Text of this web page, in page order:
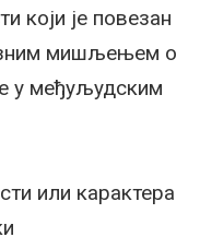
који је повезан
мишљењем о
у међуљудским
или карактера